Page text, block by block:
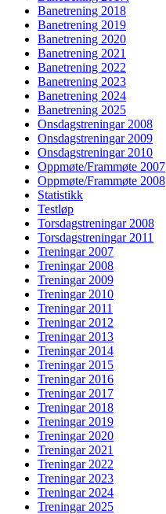
Banetrening 2018
Banetrening 2019
Banetrening 2020
Banetrening 2021
Banetrening 2022
Banetrening 2023
Banetrening 2024
Banetrening 2025
Onsdagstreningar 2008
Onsdagstreningar 2009
Onsdagstreningar 2010
Oppmøte/Frammøte 2007
Oppmøte/Frammøte 2008
Statistikk
Testløp
Torsdagstreningar 2008
Torsdagstreningar 2011
Treningar 2007
Treningar 2008
Treningar 2009
Treningar 2010
Treningar 2011
Treningar 2012
Treningar 2013
Treningar 2014
Treningar 2015
Treningar 2016
Treningar 2017
Treningar 2018
Treningar 2019
Treningar 2020
Treningar 2021
Treningar 2022
Treningar 2023
Treningar 2024
Treningar 2025